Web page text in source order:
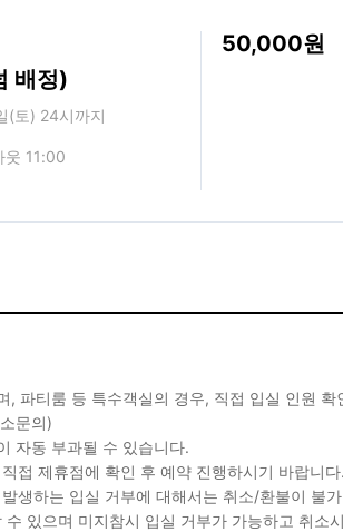
배정)
(토) 24시까지
웃 11:00
50,000
, 파티룸 등 특수객실의 경우, 직접 입실 인원 확
문의)
자동 부과될 수 있습니다.
접 제휴점에 확인 후 예약 진행하시기 바랍니다.
생하는 입실 거부에 대해서는 취소/환불이 불
있으며 미지참시 입실 거부가 가능하고 취소